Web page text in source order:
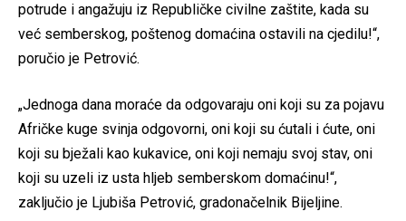
potrude i angažuju iz Republičke civilne zaštite, kada su
već semberskog, poštenog domaćina ostavili na cjedilu!“,
poručio je Petrović.
„Jednoga dana moraće da odgovaraju oni koji su za pojavu
Afričke kuge svinja odgovorni, oni koji su ćutali i ćute, oni
koji su bježali kao kukavice, oni koji nemaju svoj stav, oni
koji su uzeli iz usta hljeb semberskom domaćinu!“,
zaključio je Ljubiša Petrović, gradonačelnik Bijeljine.